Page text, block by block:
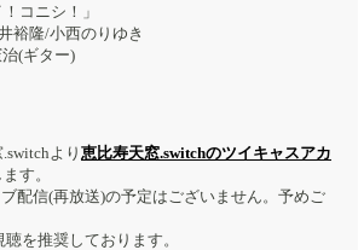
コニシ！」
裕隆/小西のりゆき
(ギター)
より 恵比寿天窓.switchのツイキャスアカ
す。
配信(再放送)の予定はございません。予めご
を推奨しております。